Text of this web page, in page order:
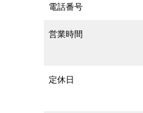
電話番号
営業時間
定休日